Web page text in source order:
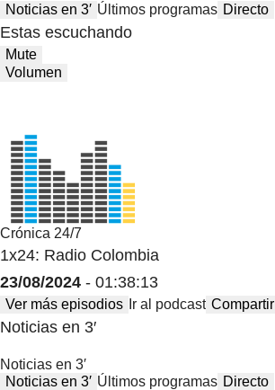
Noticias en 3′ Últimos programas Directo
Estas escuchando
Mute
Volumen
Crónica 24/7
1x24: Radio Colombia
23/08/2024 - 01:38:13
Ver más episodios Ir al podcast Compartir
Noticias en 3′
Noticias en 3′
Noticias en 3′ Últimos programas Directo